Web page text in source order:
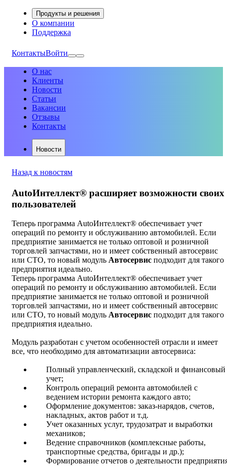
Продукты и решения
О компании
Поддержка
КонтактыВойти
О нас
Клиенты
Новости
Статьи
Вакансии
Отзывы
Контакты
Новости
Назад к новостям
AutoИнтеллект® расширяет возможности своих
пользователей
Теперь программа AutoИнтеллект® обеспечивает учет
операций по ремонту и обслуживанию автомобилей. Если
предприятие занимается не только оптовой и розничной
торговлей запчастями, но и имеет собственный автосервис
или СТО, то новый модуль Автосервис подходит для такого
предприятия идеально.
Теперь программа AutoИнтеллект® обеспечивает учет
операций по ремонту и обслуживанию автомобилей. Если
предприятие занимается не только оптовой и розничной
торговлей запчастями, но и имеет собственный автосервис
или СТО, то новый модуль Автосервис подходит для такого
предприятия идеально.
Модуль разработан с учетом особенностей отрасли и имеет
все, что необходимо для автоматизации автосервиса:
Полный управленческий, складской и финансовый
учет;
Контроль операций ремонта автомобилей с
ведением истории ремонта каждого авто;
Оформление документов: заказ-нарядов, счетов,
накладных, актов работ и т.д.
Учет оказанных услуг, трудозатрат и выработки
механиков;
Ведение справочников (комплексные работы,
транспортные средства, бригады и др.);
Формирование отчетов о деятельности